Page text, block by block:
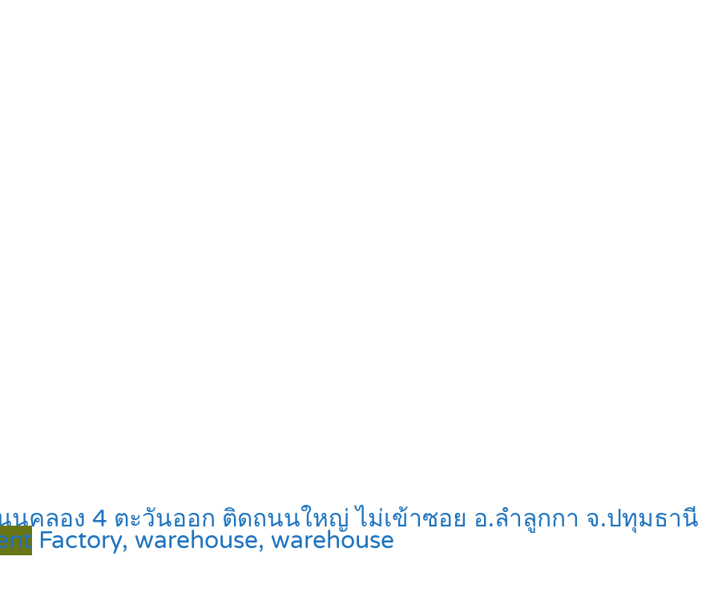
นคลอง 4 ตะวันออก ติดถนนใหญ่ ไม่เข้าซอย อ.ลำลูกกา จ.ปทุมธานี
Factory, warehouse, warehouse